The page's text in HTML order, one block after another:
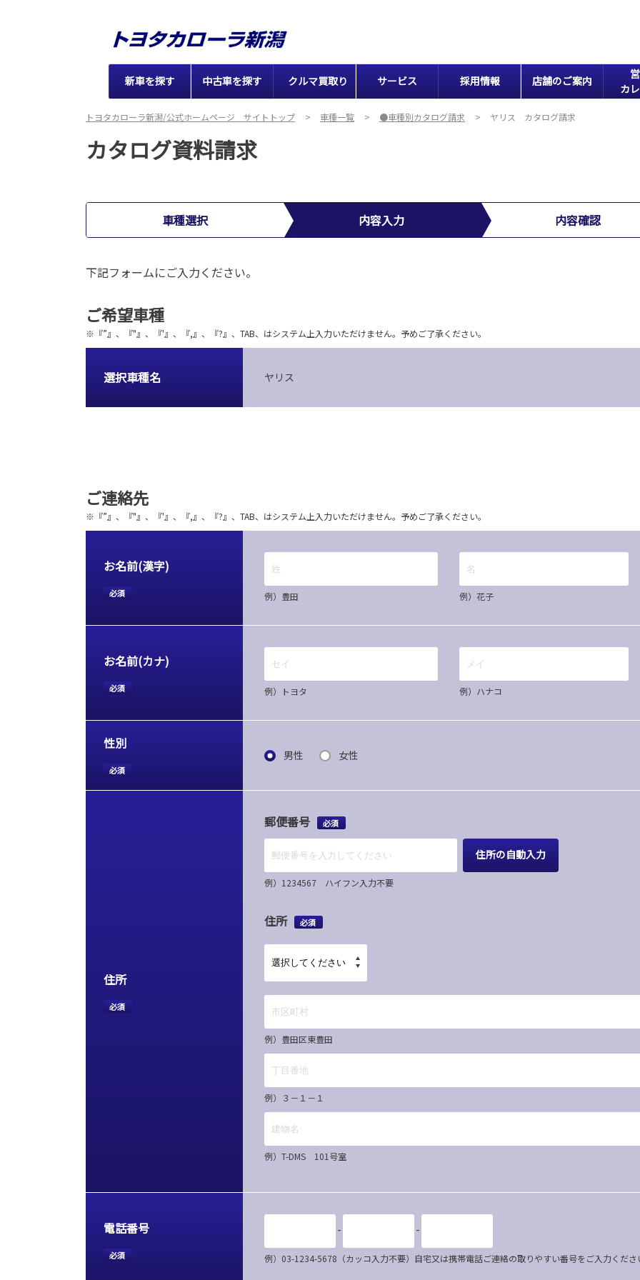
新車を探す 中古車を探す クルマ買取り サービス 採用情報 店舗のご案内
カ
トヨタカローラ新潟/公式ホームページ サイトトップ 車種一覧 ●車種別カタログ請求 ヤリス カタログ請求
カタログ資料請求
車種選択 内容入力 内容確認
下記フォームにご入力ください。
ご希望車種
※『”』、『"』、『'』、『,』、『?』、TAB、はシステム上入力いただけません。予めご了承ください。
選択車種名 ヤリス
ご連絡先
※『”』、『"』、『'』、『,』、『?』、TAB、はシステム上入力いただけません。予めご了承ください。
お名前(漢字)
必須 例）豊田 例）花子
お名前(カナ)
必須 例）トヨタ 例）ハナコ
性別
必須
男性 女性
住所
必須
郵便番号 必須
住所の自動入力
例）1234567 ハイフン入力不要
住所 必須
例）豊田区東豊田
例）３－１－１
例）T-DMS 101号室
電話番号
必須
- -
例）03-1234-5678（カッコ入力不要）自宅又は携帯電話ご連絡の取りやすい番号をご入力くださ